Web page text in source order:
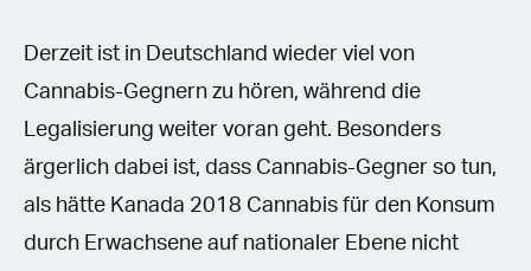
Derzeit ist in Deutschland wieder viel von
Cannabis-Gegnern zu hören, während die
Legalisierung weiter voran geht. Besonders
ärgerlich dabei ist, dass Cannabis-Gegner so tun,
als hätte Kanada 2018 Cannabis für den Konsum
durch Erwachsene auf nationaler Ebene nicht